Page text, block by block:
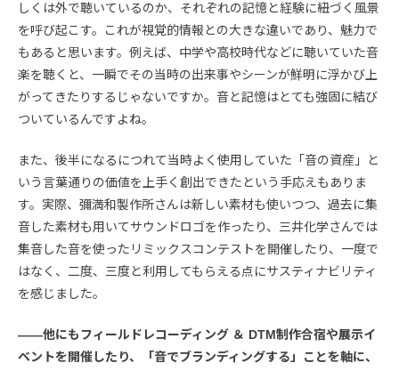
しくは外で聴いているのか、それぞれの記憶と経験に紐づく風景
を呼び起こす。これが視覚的情報との大きな違いであり、魅力で
もあると思います。例えば、中学や高校時代などに聴いていた音
楽を聴くと、一瞬でその当時の出来事やシーンが鮮明に浮かび上
がってきたりするじゃないですか。音と記憶はとても強固に結び
ついているんですよね。
また、後半になるにつれて当時よく使用していた「音の資産」と
いう言葉通りの価値を上手く創出できたという手応えもありま
す。実際、彌満和製作所さんは新しい素材も使いつつ、過去に集
音した素材も用いてサウンドロゴを作ったり、三井化学さんでは
集音した音を使ったリミックスコンテストを開催したり、一度で
はなく、二度、三度と利用してもらえる点にサスティナビリティ
を感じました。
――他にもフィールドレコーディング ＆ DTM制作合宿や展示イ
ベントを開催したり、「音でブランディングする」ことを軸に、